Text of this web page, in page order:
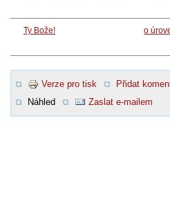
Ty Bože! o
Verze pro tisk Přidat
Náhled
Zaslat e-mailem